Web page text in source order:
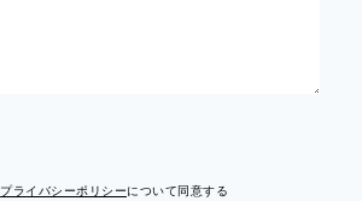
プライバシーポリシーについて同意する